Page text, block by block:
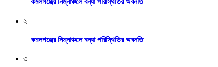
কমলগঞ্জের নিম্নাঞ্চলে বন্যা পরিস্থিতির অবনতি
২
কমলগঞ্জের নিম্নাঞ্চলে বন্যা পরিস্থিতির অবনতি
৩